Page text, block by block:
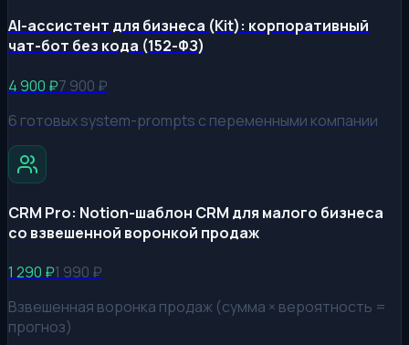
AI-ассистент для бизнеса (Kit): корпоративный
чат-бот без кода (152-ФЗ)
4 900 ₽7 900 ₽
6 готовых system-prompts с переменными компании
CRM Pro: Notion-шаблон CRM для малого бизнеса
со взвешенной воронкой продаж
1 290 ₽1 990 ₽
Взвешенная воронка продаж (сумма × вероятность =
прогноз)